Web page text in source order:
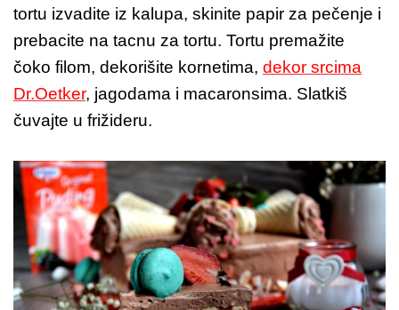
tortu izvadite iz kalupa, skinite papir za pečenje i
prebacite na tacnu za tortu. Tortu premažite
čoko filom, dekorišite kornetima, dekor srcima
Dr.Oetker, jagodama i macaronsima. Slatkiš
čuvajte u frižideru.